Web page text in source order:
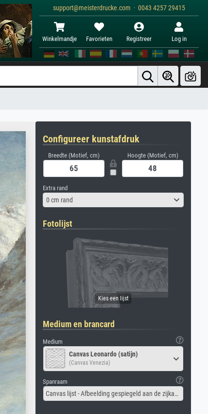
support@meisterdrucke.com · 0043 4257 29415
Winkelmandje Favorieten Registreer Log in
Configureer kunstafdruk
Breedte (Motief, cm) Hoogte (Motief, cm)
Extra rand
0 cm rand
Fotolijst
Medium en brancard
Medium
Canvas Leonardo (satijn)
(Canvas Venezia)
Spanraam
Canvas lijst - Afbeelding gespiegeld aan de zijkant